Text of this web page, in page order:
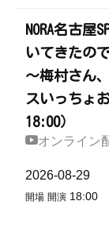
NORA名古
いてきたの
～梅村さん
スいっちょ
18:00）
オンライン
2026-08-29
開場 開演 18:00